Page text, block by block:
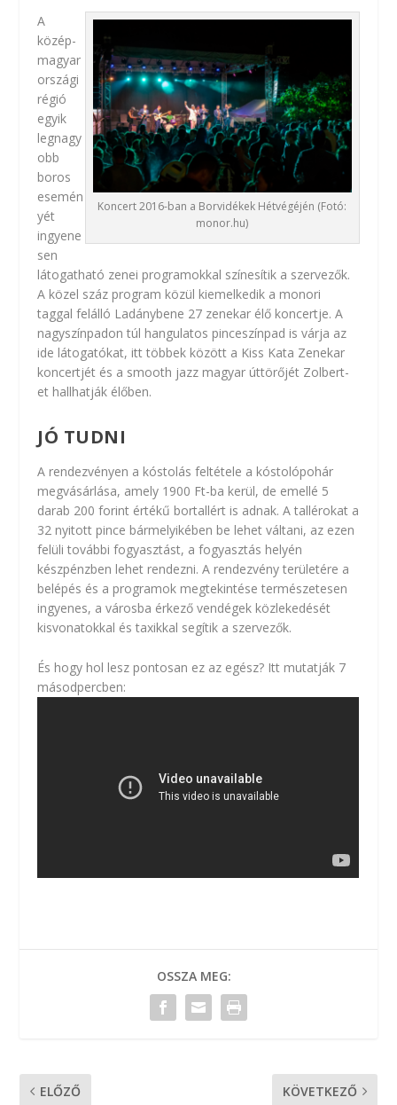
Koncert 2016-ban a Borvidékek Hétvégéjén (Fotó:
monor.hu)
A
közép-
magyar
országi
régió
egyik
legnagy
obb
boros
esemén
yét
ingyene
sen
látogatható zenei programokkal színesítik a szervezők.
A közel száz program közül kiemelkedik a monori
taggal felálló Ladánybene 27 zenekar élő koncertje. A
nagyszínpadon túl hangulatos pinceszínpad is várja az
ide látogatókat, itt többek között a Kiss Kata Zenekar
koncertjét és a smooth jazz magyar úttörőjét Zolbert-
et hallhatják élőben.
JÓ TUDNI
A rendezvényen a kóstolás feltétele a kóstolópohár
megvásárlása, amely 1900 Ft-ba kerül, de emellé 5
darab 200 forint értékű bortallért is adnak. A tallérokat a
32 nyitott pince bármelyikében be lehet váltani, az ezen
felüli további fogyasztást, a fogyasztás helyén
készpénzben lehet rendezni. A rendezvény területére a
belépés és a programok megtekintése természetesen
ingyenes, a városba érkező vendégek közlekedését
kisvonatokkal és taxikkal segítik a szervezők.
És hogy hol lesz pontosan ez az egész? Itt mutatják 7
másodpercben:
OSSZA MEG:
ELŐZŐ KÖVETKEZŐ